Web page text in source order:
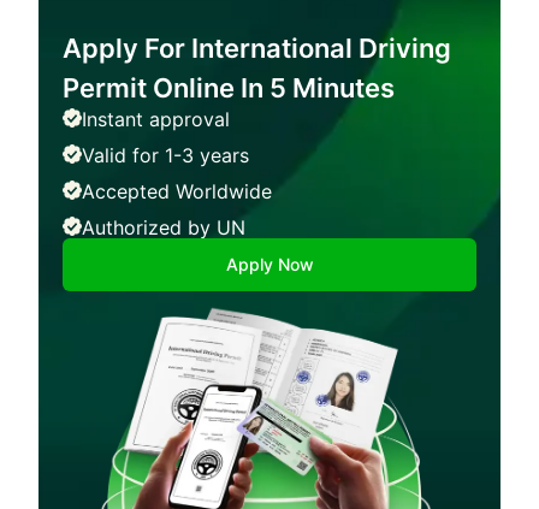
Apply For International Driving
Permit Online In 5 Minutes
Instant approval
Valid for 1-3 years
Accepted Worldwide
Authorized by UN
Apply Now